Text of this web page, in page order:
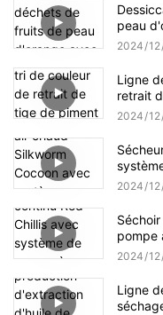
peau
naturel
2024 12
Ligne
retrait
piment
2024 12
2024 12
pompe
2024 12
Ligne